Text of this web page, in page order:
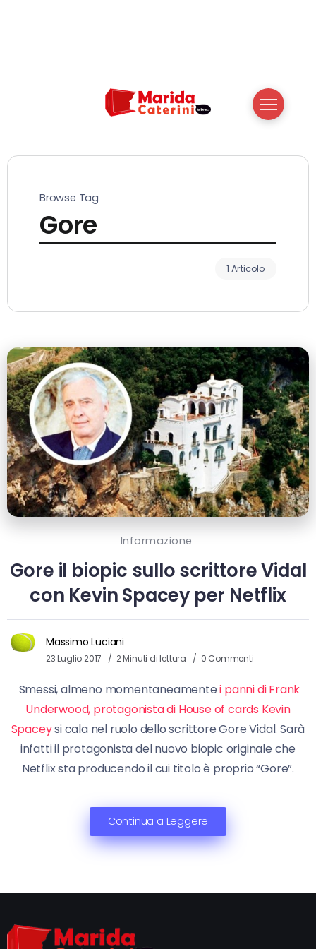
Browse Tag
Gore
1 Articolo
Informazione
Gore il biopic sullo scrittore Vidal
con Kevin Spacey per Netflix
Massimo Luciani
23 Luglio 2017 2 Minuti di lettura 0 Commenti
Smessi, almeno momentaneamentei panni di Frank
Underwood, protagonista di House of cards Kevin
Spaceysi cala nel ruolo dello scrittore Gore Vidal. Sarà
infatti il protagonista del nuovo biopic originale che
Netflix sta producendo il cui titolo è proprio “Gore”.
Continua a Leggere